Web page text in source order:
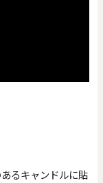
るキャンドルに貼